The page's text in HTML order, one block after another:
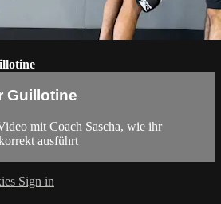
Guillotine
mit Coach Sascha, wie ihr
ausführt
Sign in